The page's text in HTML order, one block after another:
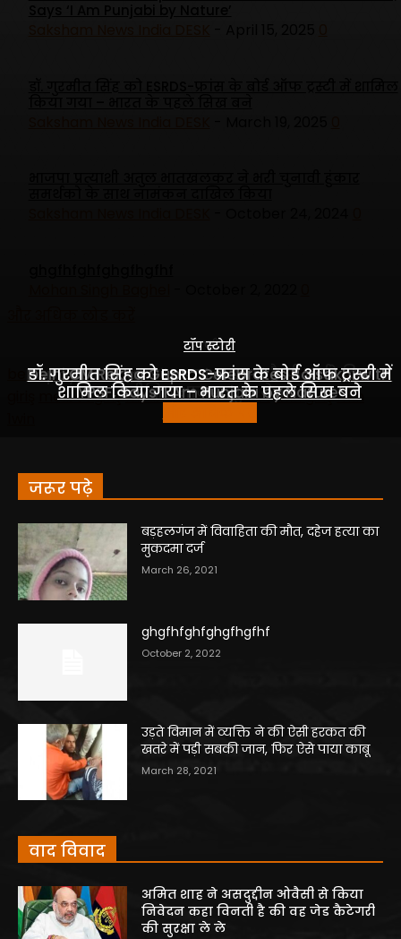
जरूर पढ़े
बड़हलगंज में विवाहिता की मौत, दहेज हत्या का
मुकदमा दर्ज
March 26, 2021
ghgfhfghfghgfhgfhf
October 2, 2022
उड़ते विमान में व्यक्ति ने की ऐसी हरकत की
खतरे में पड़ी सबकी जान, फिर ऐसे पाया काबू
March 28, 2021
वाद विवाद
अमित शाह ने असदुद्दीन ओवैसी से किया
निवेदन कहा विनती है की वह जेड कैटेगरी
की सुरक्षा ले ले